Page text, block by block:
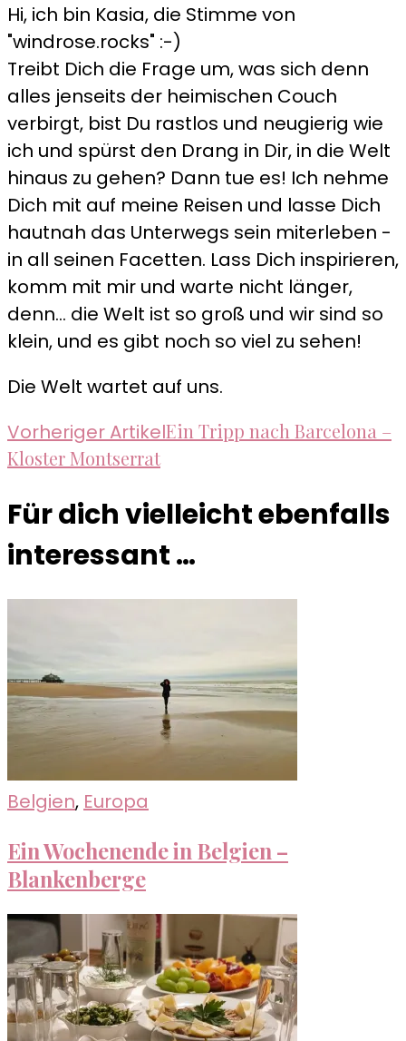
Hi, ich bin Kasia, die Stimme von
"windrose.rocks" :-)
Treibt Dich die Frage um, was sich denn
alles jenseits der heimischen Couch
verbirgt, bist Du rastlos und neugierig wie
ich und spürst den Drang in Dir, in die Welt
hinaus zu gehen? Dann tue es! Ich nehme
Dich mit auf meine Reisen und lasse Dich
hautnah das Unterwegs sein miterleben -
in all seinen Facetten. Lass Dich inspirieren,
komm mit mir und warte nicht länger,
denn... die Welt ist so groß und wir sind so
klein, und es gibt noch so viel zu sehen!
Die Welt wartet auf uns.
Beitragsnavigation
Vorheriger ArtikelEin Tripp nach Barcelona –
Kloster Montserrat
Für dich vielleicht ebenfalls
interessant …
Belgien, Europa
Ein Wochenende in Belgien –
Blankenberge